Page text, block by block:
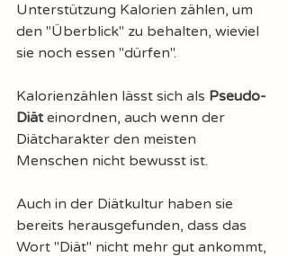
Unterstützung Kalorien zählen, um
den "Überblick" zu behalten, wieviel
sie noch essen "dürfen".
Kalorienzählen lässt sich als Pseudo-
Diät einordnen, auch wenn der
Diätcharakter den meisten
Menschen nicht bewusst ist.
Auch in der Diätkultur haben sie
bereits herausgefunden, dass das
Wort "Diät" nicht mehr gut ankommt,